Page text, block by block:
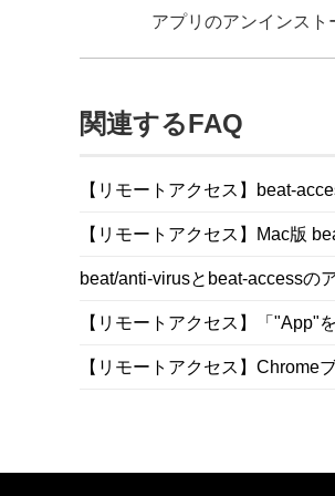
アプリのアンインス
関連するFAQ
【リモートアクセス】beat-
【リモートアクセス】Mac版
beat/anti-virusとbeat-accessの
【リモートアクセス】「"App"
【リモートアクセス】Chrome